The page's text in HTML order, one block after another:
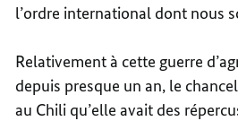
l’ordre international dont nous
Relativement à cette guerre
depuis presque un an, le
au Chili qu’elle avait des